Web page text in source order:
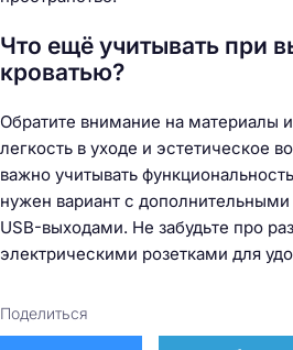
Что ещё учитывать при
кроватью?
Обратите внимание на материалы
легкость в уходе и эстетическое
важно учитывать
нужен вариант с
USB-выходами. Не забудьте про
электрическими розетками для
Поделиться